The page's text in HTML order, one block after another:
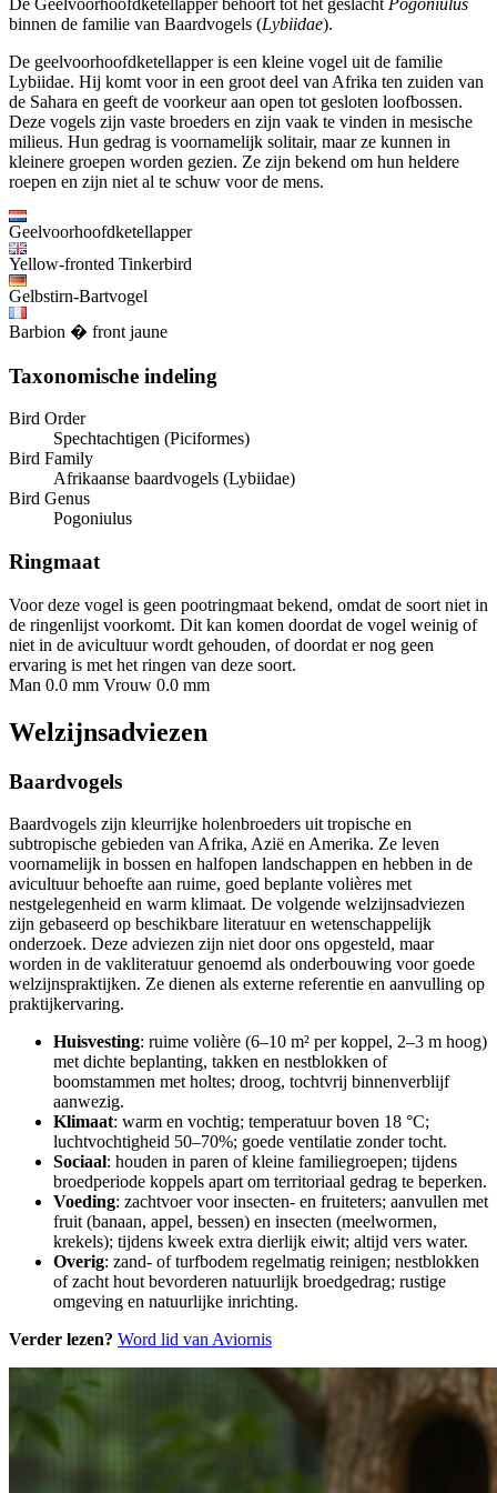
De Geelvoorhoofdketellapper behoort tot het geslacht Pogoniulus
binnen de familie van Baardvogels (Lybiidae).
De geelvoorhoofdketellapper is een kleine vogel uit de familie
Lybiidae. Hij komt voor in een groot deel van Afrika ten zuiden van
de Sahara en geeft de voorkeur aan open tot gesloten loofbossen.
Deze vogels zijn vaste broeders en zijn vaak te vinden in mesische
milieus. Hun gedrag is voornamelijk solitair, maar ze kunnen in
kleinere groepen worden gezien. Ze zijn bekend om hun heldere
roepen en zijn niet al te schuw voor de mens.
Geelvoorhoofdketellapper
Yellow-fronted Tinkerbird
Gelbstirn-Bartvogel
Barbion � front jaune
Taxonomische indeling
Bird Order
Spechtachtigen (Piciformes)
Bird Family
Afrikaanse baardvogels (Lybiidae)
Bird Genus
Pogoniulus
Ringmaat
Voor deze vogel is geen pootringmaat bekend, omdat de soort niet in
de ringenlijst voorkomt. Dit kan komen doordat de vogel weinig of
niet in de avicultuur wordt gehouden, of doordat er nog geen
ervaring is met het ringen van deze soort.
Man 0.0 mm Vrouw 0.0 mm
Welzijnsadviezen
Baardvogels
Baardvogels zijn kleurrijke holenbroeders uit tropische en
subtropische gebieden van Afrika, Azië en Amerika. Ze leven
voornamelijk in bossen en halfopen landschappen en hebben in de
avicultuur behoefte aan ruime, goed beplante volières met
nestgelegenheid en warm klimaat. De volgende welzijnsadviezen
zijn gebaseerd op beschikbare literatuur en wetenschappelijk
onderzoek. Deze adviezen zijn niet door ons opgesteld, maar
worden in de vakliteratuur genoemd als onderbouwing voor goede
welzijnspraktijken. Ze dienen als externe referentie en aanvulling op
praktijkervaring.
Huisvesting: ruime volière (6–10 m² per koppel, 2–3 m hoog)
met dichte beplanting, takken en nestblokken of
boomstammen met holtes; droog, tochtvrij binnenverblijf
aanwezig.
Klimaat: warm en vochtig; temperatuur boven 18 °C;
luchtvochtigheid 50–70%; goede ventilatie zonder tocht.
Sociaal: houden in paren of kleine familiegroepen; tijdens
broedperiode koppels apart om territoriaal gedrag te beperken.
Voeding: zachtvoer voor insecten- en fruiteters; aanvullen met
fruit (banaan, appel, bessen) en insecten (meelwormen,
krekels); tijdens kweek extra dierlijk eiwit; altijd vers water.
Overig: zand- of turfbodem regelmatig reinigen; nestblokken
of zacht hout bevorderen natuurlijk broedgedrag; rustige
omgeving en natuurlijke inrichting.
Verder lezen? Word lid van Aviornis